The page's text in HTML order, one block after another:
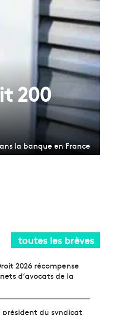
200
la banque en France
toutes les brèves
2026 récompense
d’avocats de la
président du syndicat